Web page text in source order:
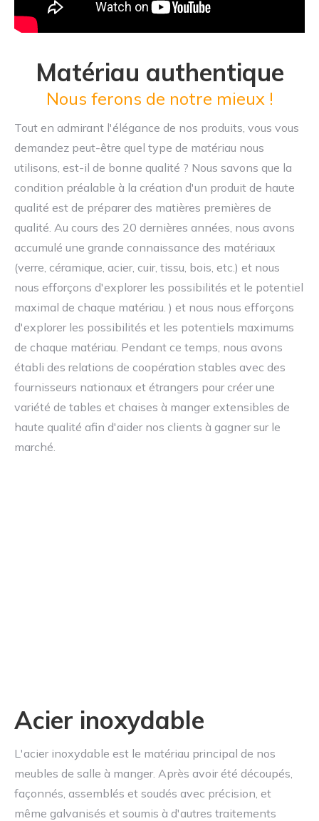
Matériau authentique
Nous ferons de notre mieux !
Tout en admirant l'élégance de nos produits, vous vous
demandez peut-être quel type de matériau nous
utilisons, est-il de bonne qualité ? Nous savons que la
condition préalable à la création d'un produit de haute
qualité est de préparer des matières premières de
qualité. Au cours des 20 dernières années, nous avons
accumulé une grande connaissance des matériaux
(verre, céramique, acier, cuir, tissu, bois, etc.) et nous
nous efforçons d'explorer les possibilités et le potentiel
maximal de chaque matériau. ) et nous nous efforçons
d'explorer les possibilités et les potentiels maximums
de chaque matériau. Pendant ce temps, nous avons
établi des relations de coopération stables avec des
fournisseurs nationaux et étrangers pour créer une
variété de tables et chaises à manger extensibles de
haute qualité afin d'aider nos clients à gagner sur le
marché.
Acier inoxydable
L'acier inoxydable est le matériau principal de nos
meubles de salle à manger. Après avoir été découpés,
façonnés, assemblés et soudés avec précision, et
même galvanisés et soumis à d'autres traitements